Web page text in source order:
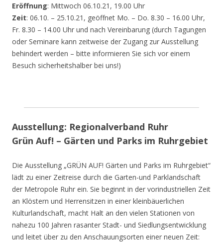
Eröffnung: Mittwoch 06.10.21, 19.00 Uhr
Zeit: 06.10. – 25.10.21, geöffnet Mo. – Do. 8.30 – 16.00 Uhr,
Fr. 8.30 – 14.00 Uhr und nach Vereinbarung (durch Tagungen
oder Seminare kann zeitweise der Zugang zur Ausstellung
behindert werden – bitte informieren Sie sich vor einem
Besuch sicherheitshalber bei uns!)
Ausstellung: Regionalverband Ruhr
Grün Auf! – Gärten und Parks im Ruhrgebiet
Die Ausstellung „GRÜN AUF! Gärten und Parks im Ruhrgebiet“
lädt zu einer Zeitreise durch die Garten-und Parklandschaft
der Metropole Ruhr ein. Sie beginnt in der vorindustriellen Zeit
an Klöstern und Herrensitzen in einer kleinbäuerlichen
Kulturlandschaft, macht Halt an den vielen Stationen von
nahezu 100 Jahren rasanter Stadt- und Siedlungsentwicklung
und leitet über zu den Anschauungsorten einer neuen Zeit: